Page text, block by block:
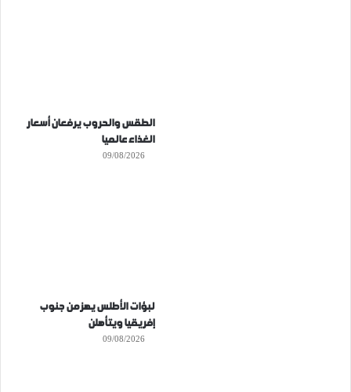
الطقس والحروب يرفعان أسعار
الغذاء عالميا
09/08/2026
لبؤات الأطلس يهزمن جنوب
إفريقيا ويتأهلن
09/08/2026